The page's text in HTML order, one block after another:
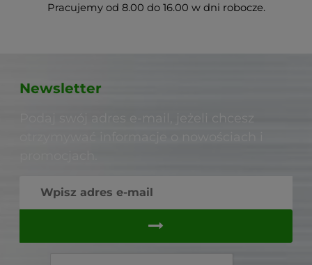
Pracujemy od 8.00 do 16.00 w dni robocze.
Newsletter
Podaj swój adres e-mail, jeżeli chcesz